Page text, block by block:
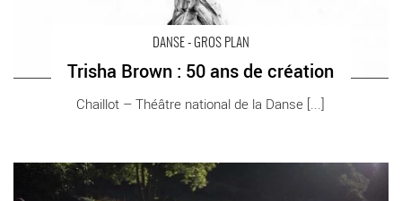
DANSE - GROS PLAN
Trisha Brown : 50 ans de création
Chaillot – Théâtre national de la Danse [...]
Le Joueur de flûte de Béatrice Massin avec l’Opéra du Rhin -
Critique sortie Danse Mulhouse Théâtre de la Sinne